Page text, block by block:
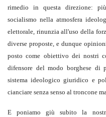
rimedio in questa direzione:
socialismo nella atmosfera
elettorale, rinunzia all'uso della
diverse proposte, e dunque
posto come obiettivo dei nostri
difensore del modo borghese di
sistema ideologico giuridico e
cianciare senza senso al troncone
E poniamo giù subito la